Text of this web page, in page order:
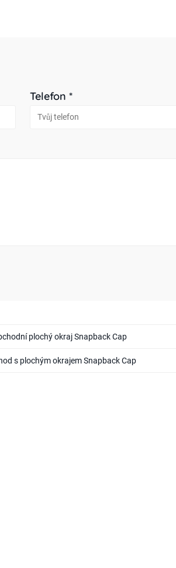
Telefon *
plochý okraj Snapback Cap
s plochým okrajem Snapback Cap